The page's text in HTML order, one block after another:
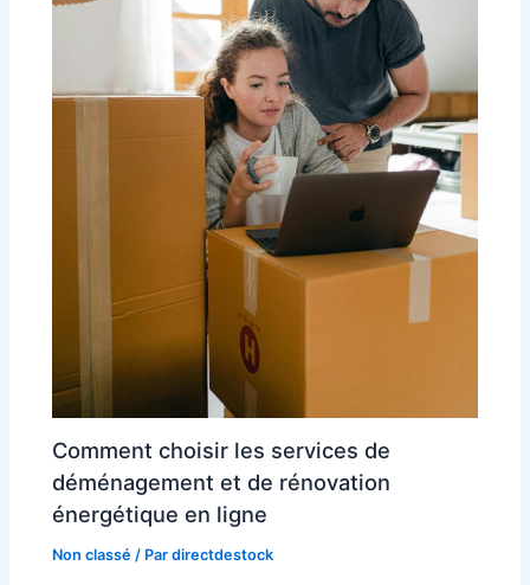
Comment choisir les services de
déménagement et de rénovation
énergétique en ligne
Non classé / Pardirectdestock